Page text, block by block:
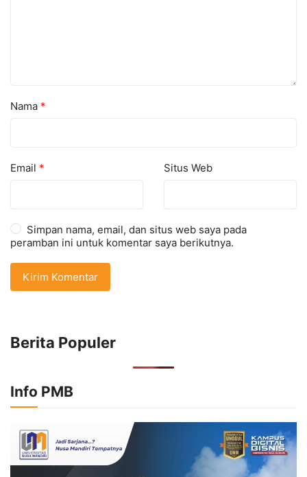
Nama *
Email * Situs Web
Simpan nama, email, dan situs web saya pada
peramban ini untuk komentar saya berikutnya.
Berita Populer
Info PMB